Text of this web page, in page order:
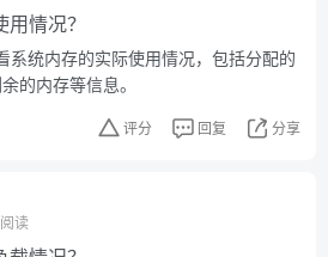
情况？
系统内存的实际使用情况，包括分配的
的内存等信息。
评分 回复 分享
读